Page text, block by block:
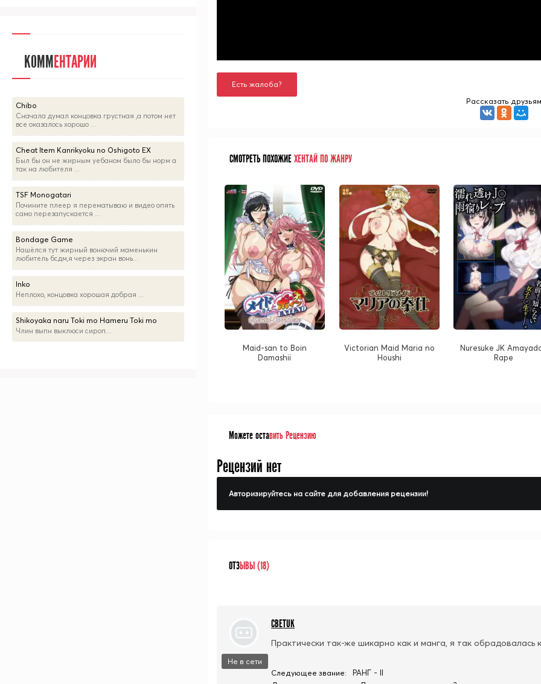
Есть жалоба?
Рассказать друзьям
СМОТРЕТЬ ПОХОЖИЕХЕНТАЙ ПО ЖАНРУ
Maid-san to Boin
Damashii
Victorian Maid Maria no
Houshi
Nuresuke JK
Rape
Можете оставить Рецензию
Рецензий нет
Авторизируйтесь на сайте для добавления рецензии!
ОТЗЫВЫ (18)
Не в сети
CBETUK
Практически так-же шикарно как и манга, я так обрадовалась
Следующее звание: РАНГ - II
КОММЕНТАРИИ
Chibo
Сначала думал концовка грустная ,а потом нет
все оказалось хорошо ...
Cheat Item Kanrikyoku no Oshigoto EX
Был бы он не жирным уебаном было бы норм а
так на любителя ...
TSF Monogatari
Почините плеер я перематываю и видео опять
само перезапускается ...
Bondage Game
Нашёлся тут жирный вонючий маменькин
любитель бсдм,я через экран вонь...
Inko
Неплохо, концовка хорошая добрая ...
Shikoyaka naru Toki mo Hameru Toki mo
Члин выпн выклюси сироп...